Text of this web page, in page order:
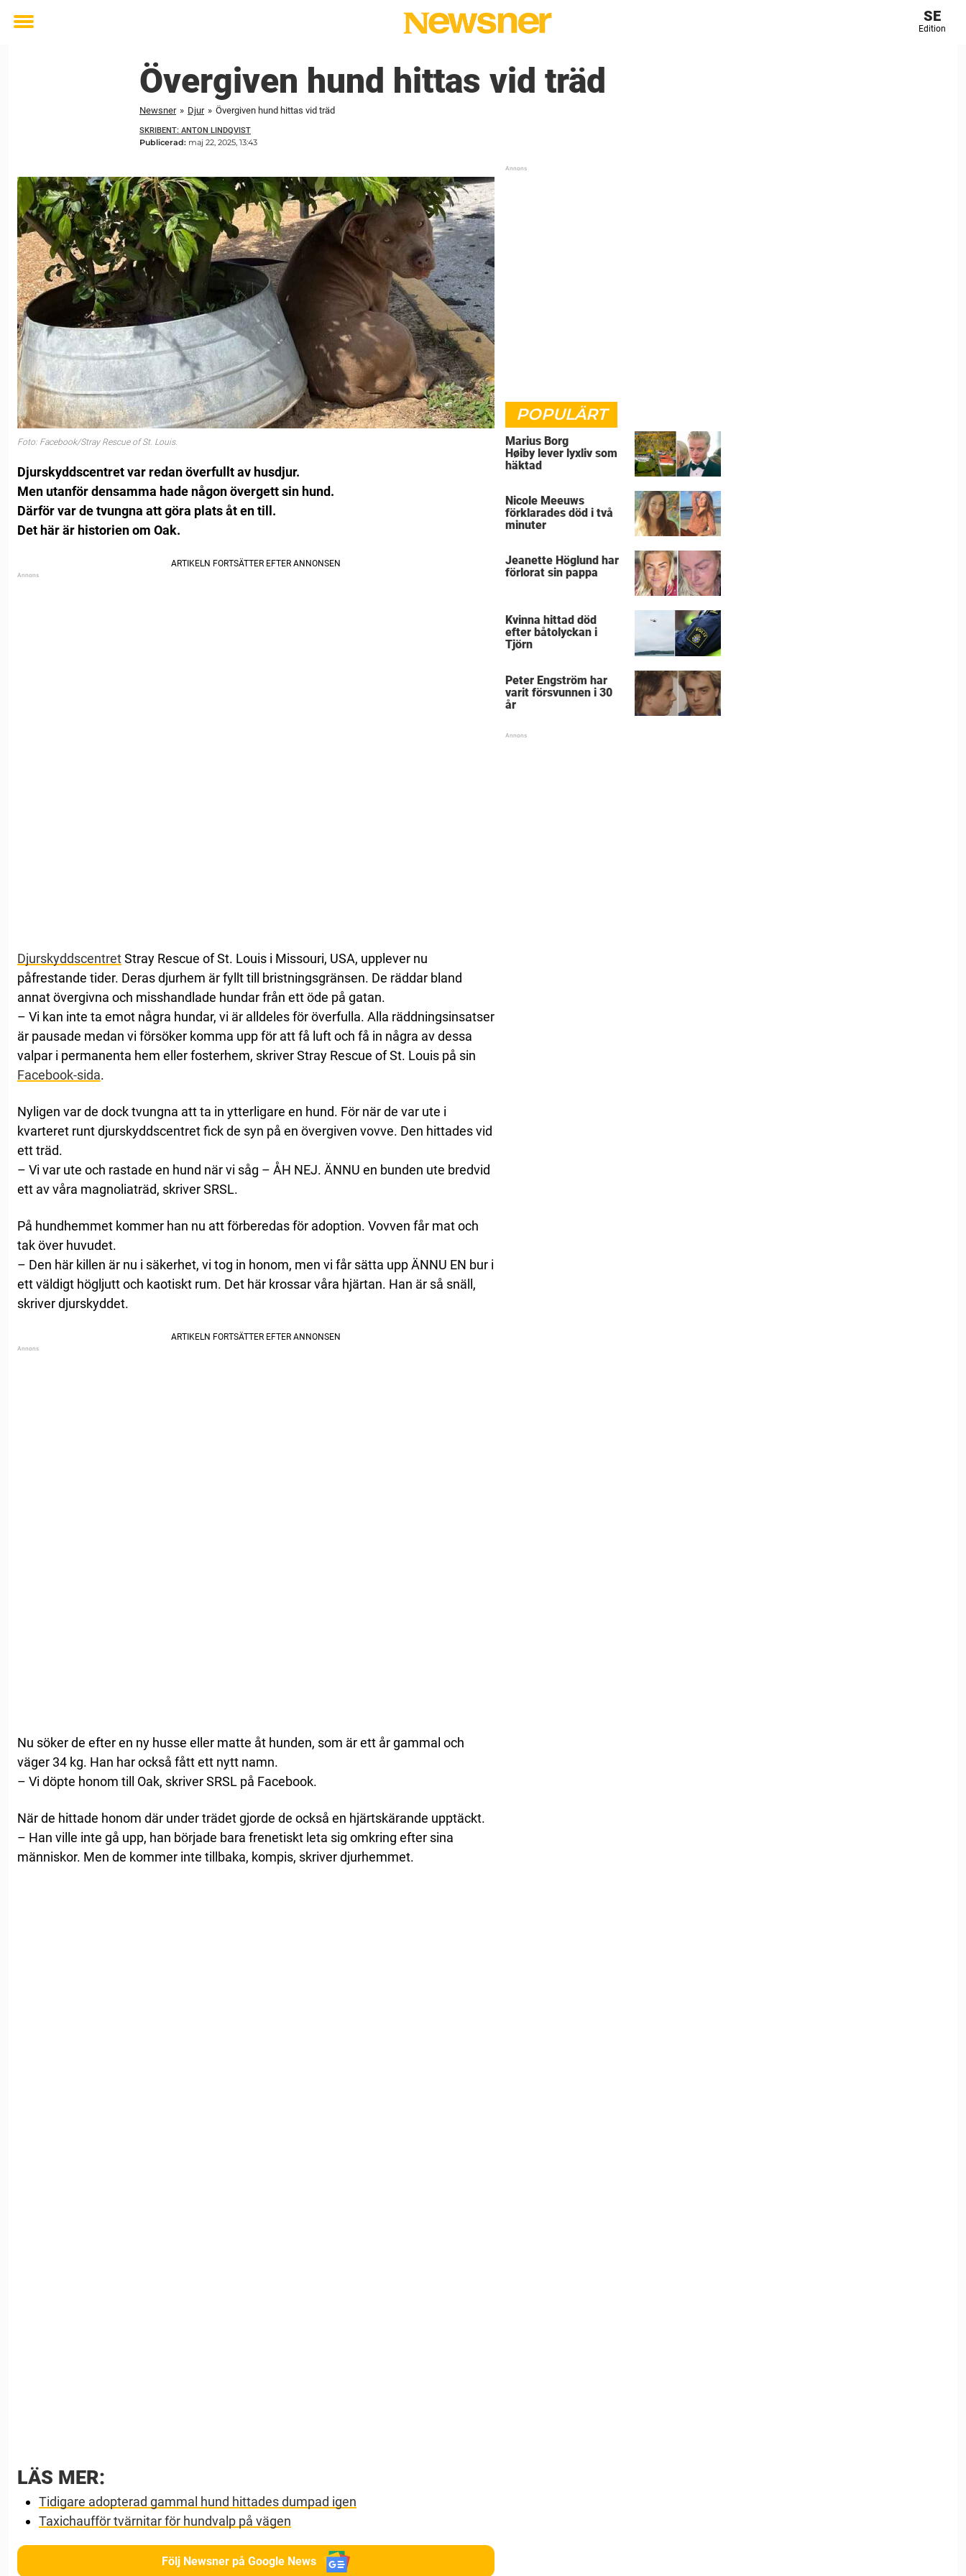
Toggle
SE
Edition
Övergiven hund hittas vid träd
Newsner » Djur » Övergiven hund hittas vid träd
SKRIBENT: ANTON LINDQVIST
Publicerad: maj 22, 2025, 13:43
Foto: Facebook/Stray Rescue of St. Louis.
Djurskyddscentret var redan överfullt av husdjur.
Men utanför densamma hade någon övergett sin hund.
Därför var de tvungna att göra plats åt en till.
Det här är historien om Oak.
DjurskyddscentretStray Rescue of St. Louis i Missouri, USA, upplever nu
påfrestande tider. Deras djurhem är fyllt till bristningsgränsen. De räddar bland
annat övergivna och misshandlade hundar från ett öde på gatan.
– Vi kan inte ta emot några hundar, vi är alldeles för överfulla. Alla räddningsinsatser
är pausade medan vi försöker komma upp för att få luft och få in några av dessa
valpar i permanenta hem eller fosterhem, skriver Stray Rescue of St. Louis på sin
Facebook-sida.
Nyligen var de dock tvungna att ta in ytterligare en hund. För när de var ute i
kvarteret runt djurskyddscentret fick de syn på en övergiven vovve. Den hittades vid
ett träd.
– Vi var ute och rastade en hund när vi såg – ÅH NEJ. ÄNNU en bunden ute bredvid
ett av våra magnoliaträd, skriver SRSL.
På hundhemmet kommer han nu att förberedas för adoption. Vovven får mat och
tak över huvudet.
– Den här killen är nu i säkerhet, vi tog in honom, men vi får sätta upp ÄNNU EN bur i
ett väldigt högljutt och kaotiskt rum. Det här krossar våra hjärtan. Han är så snäll,
skriver djurskyddet.
Nu söker de efter en ny husse eller matte åt hunden, som är ett år gammal och
väger 34 kg. Han har också fått ett nytt namn.
– Vi döpte honom till Oak, skriver SRSL på Facebook.
När de hittade honom där under trädet gjorde de också en hjärtskärande upptäckt.
– Han ville inte gå upp, han började bara frenetiskt leta sig omkring efter sina
människor. Men de kommer inte tillbaka, kompis, skriver djurhemmet.
LÄS MER:
Tidigare adopterad gammal hund hittades dumpad igen
Taxichaufför tvärnitar för hundvalp på vägen
Följ Newsner på Google News
POPULÄRT
Marius Borg
Høiby lever lyxliv som
häktad
Nicole Meeuws
förklarades död i två
minuter
Jeanette Höglund har
förlorat sin pappa
Kvinna hittad död
efter båtolyckan i
Tjörn
Peter Engström har
varit försvunnen i 30
år